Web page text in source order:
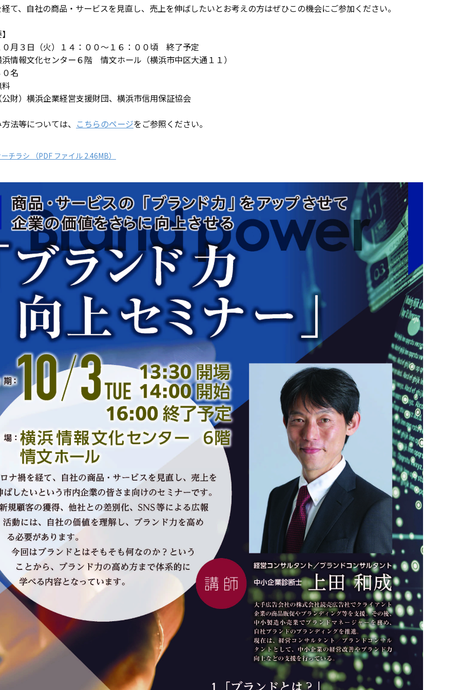
て、自社の商品・サービスを見直し、売上を伸ばしたいとお考えの方はぜひこの機会にご参加ください。
月３日（火）１４：００～１６：００頃 終了予定
情報文化センター６階 情文ホール（横浜市中区大通１１）
名
財）横浜企業経営支援財団、横浜市信用保証協会
法等については、 こちらのページをご参照ください。
チラシ （PDF ファイル 2.46MB）